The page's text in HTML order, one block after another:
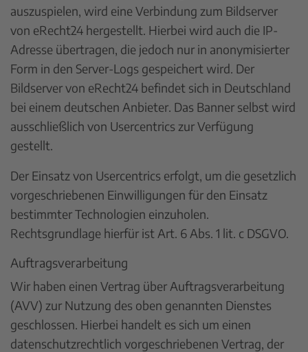
auszuspielen, wird eine Verbindung zum Bildserver
von eRecht24 hergestellt. Hierbei wird auch die IP-
Adresse übertragen, die jedoch nur in anonymisierter
Form in den Server-Logs gespeichert wird. Der
Bildserver von eRecht24 befindet sich in Deutschland
bei einem deutschen Anbieter. Das Banner selbst wird
ausschließlich von Usercentrics zur Verfügung
gestellt.
Der Einsatz von Usercentrics erfolgt, um die gesetzlich
vorgeschriebenen Einwilligungen für den Einsatz
bestimmter Technologien einzuholen.
Rechtsgrundlage hierfür ist Art. 6 Abs. 1 lit. c DSGVO.
Auftragsverarbeitung
Wir haben einen Vertrag über Auftragsverarbeitung
(AVV) zur Nutzung des oben genannten Dienstes
geschlossen. Hierbei handelt es sich um einen
datenschutzrechtlich vorgeschriebenen Vertrag, der